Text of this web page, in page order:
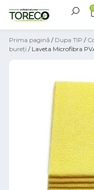
0
Prima pagină / Dupa TIP /
bureți / Laveta Microfibra